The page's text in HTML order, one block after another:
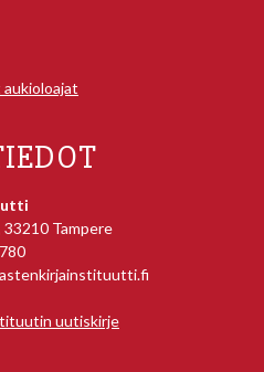
Tampere
uutiskirje